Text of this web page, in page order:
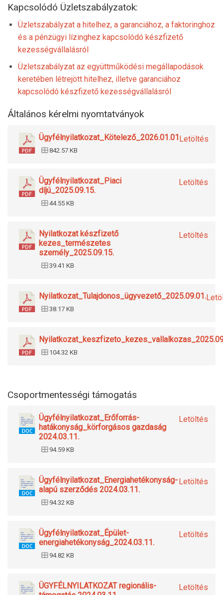
Kapcsolódó Üzletszabályzatok:
Üzletszabályzat a hitelhez, a garanciához, a faktoringhoz
és a pénzügyi lízinghez kapcsolódó készfizető
kezességvállalásról
Üzletszabályzat az együttműködési megállapodások
keretében létrejött hitelhez, illetve garanciához
kapcsolódó készfizető kezességvállalásról
Általános kérelmi nyomtatványok
Letöltés
Ügyfélnyilatkozat_Kötelező_2026.01.01
842.57 KB
Letöltés
Ügyfélnyilatkozat_Piaci
díjú_2025.09.15.
44.55 KB
Letöltés
Nyilatkozat készfizető
kezes_természetes
személy_2025.09.15.
39.41 KB
Nyilatkozat_Tulajdonos_ügyvezető_2025.09.01.
38.17 KB
104.32 KB
Csoportmentességi támogatás
Letöltés
Ügyfélnyilatkozat_Erőforrás-
hatákonyság_körforgásos gazdaság
2024.03.11.
94.59 KB
Letöltés
Ügyfélnyilatkozat_Energiahetékonyság-
alapú szerződés 2024.03.11.
94.32 KB
Letöltés
Ügyfélnyilatkozat_Épület-
energiahetékonyság_2024.03.11.
94.82 KB
Letöltés
ÜGYFÉLNYILATKOZAT regionális-